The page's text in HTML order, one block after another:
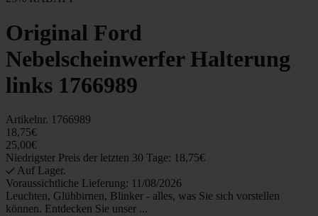
Original Ford
Nebelscheinwerfer Halterung
links 1766989
Artikelnr. 1766989
18,75€
25,00€
Niedrigster Preis der letzten 30 Tage: 18,75€
Auf Lager.
Voraussichtliche Lieferung: 11/08/2026
Leuchten, Glühbirnen, Blinker - alles, was Sie sich vorstellen
können. Entdecken Sie unser ...